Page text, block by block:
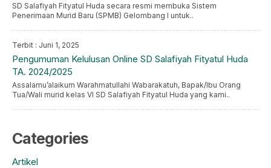
SD Salafiyah Fityatul Huda secara resmi membuka Sistem
Penerimaan Murid Baru (SPMB) Gelombang I untuk..
Terbit : Juni 1, 2025
Pengumuman Kelulusan Online SD Salafiyah Fityatul Huda
TA. 2024/2025
Assalamu’alaikum Warahmatullahi Wabarakatuh, Bapak/Ibu Orang
Tua/Wali murid kelas VI SD Salafiyah Fityatul Huda yang kami..
Categories
Artikel